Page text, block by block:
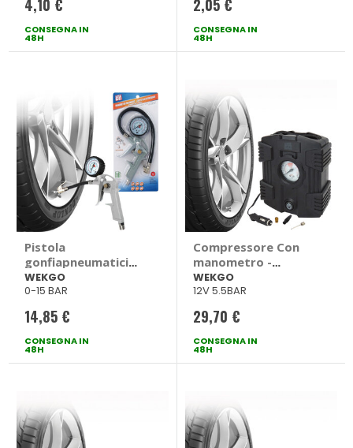
4,10 €
CONSEGNA IN
48H
2,05 €
CONSEGNA IN
48H
Pistola
gonfiapneumatici
Con manometro -
WEKGO
WEKGO
0-15 BAR
14,85 €
CONSEGNA IN
48H
Compressore Con
manometro -
WEKGO
WEKGO
12V 5.5BAR
29,70 €
CONSEGNA IN
48H